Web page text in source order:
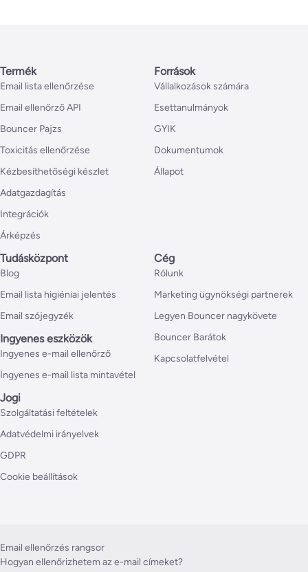
Termék
Email lista ellenőrzése
Email ellenőrző API
Bouncer Pajzs
Toxicitás ellenőrzése
Kézbesíthetőségi készlet
Adatgazdagítás
Integrációk
Árképzés
Források
Vállalkozások számára
Esettanulmányok
GYIK
Dokumentumok
Állapot
Tudásközpont
Blog
Email lista higiéniai jelentés
Email szójegyzék
Ingyenes eszközök
Ingyenes e-mail ellenőrző
Ingyenes e-mail lista mintavétel
Cég
Rólunk
Marketing ügynökségi partnerek
Legyen Bouncer nagykövete
Bouncer Barátok
Kapcsolatfelvétel
Jogi
Szolgáltatási feltételek
Adatvédelmi irányelvek
GDPR
Cookie beállítások
Email ellenőrzés rangsor
Hogyan ellenőrizhetem az e-mail címeket?